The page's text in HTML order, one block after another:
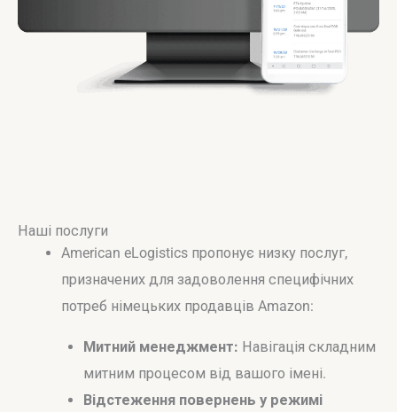
Наші послуги
American eLogistics пропонує низку послуг,
призначених для задоволення специфічних
потреб німецьких продавців Amazon:
Митний менеджмент: Навігація складним
митним процесом від вашого імені.
Відстеження повернень у режимі